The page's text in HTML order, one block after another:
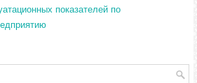
показателей по